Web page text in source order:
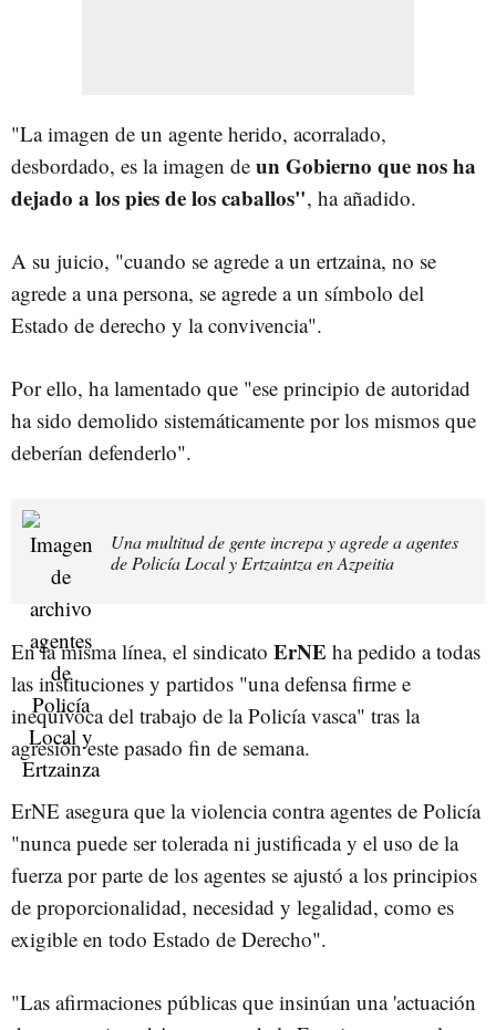
"La imagen de un agente herido, acorralado,
desbordado, es la imagen de un Gobierno que nos ha
dejado a los pies de los caballos", ha añadido.
A su juicio, "cuando se agrede a un ertzaina, no se
agrede a una persona, se agrede a un símbolo del
Estado de derecho y la convivencia".
Por ello, ha lamentado que "ese principio de autoridad
ha sido demolido sistemáticamente por los mismos que
deberían defenderlo".
Una multitud de gente increpa y agrede a agentes
de Policía Local y Ertzaintza en Azpeitia
En la misma línea, el sindicato ErNE ha pedido a todas
las instituciones y partidos "una defensa firme e
inequívoca del trabajo de la Policía vasca" tras la
agresión este pasado fin de semana.
ErNE asegura que la violencia contra agentes de Policía
"nunca puede ser tolerada ni justificada y el uso de la
fuerza por parte de los agentes se ajustó a los principios
de proporcionalidad, necesidad y legalidad, como es
exigible en todo Estado de Derecho".
"Las afirmaciones públicas que insinúan una 'actuación